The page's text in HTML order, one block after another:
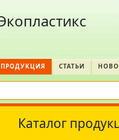
ПРОДУКЦИЯ СТАТЬИ
Каталог